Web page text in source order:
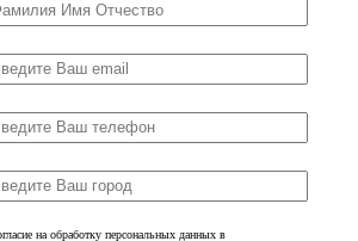
на обработку персональных данных в